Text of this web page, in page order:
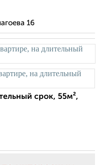
16
срок, 55м²,